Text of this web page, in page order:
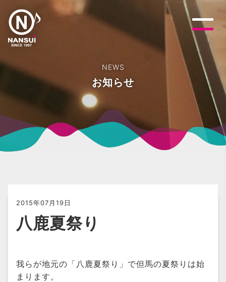
NEWS
お知らせ
2015年07月19日
八鹿夏祭り
我らが地元の「八鹿夏祭り」で但馬の夏祭りは始
まります。